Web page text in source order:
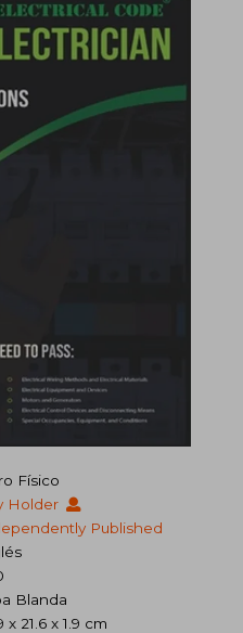
Físico
Holder
Published
Blanda
x 21.6 x 1.9 cm